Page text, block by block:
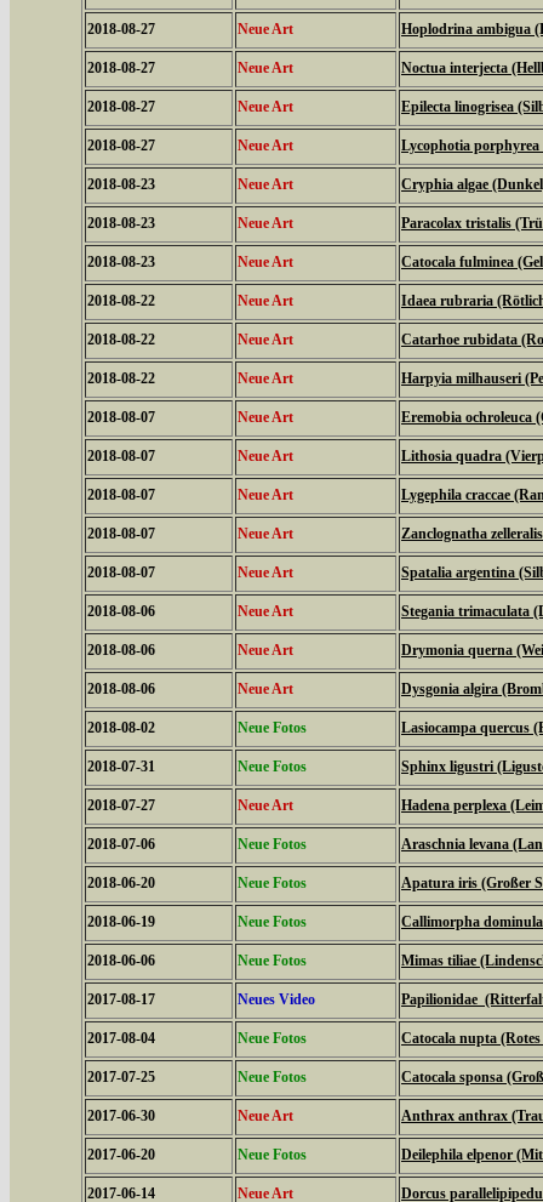
2018-08-27 Neue Art Hoplodrina ambigua
2018-08-27 Neue Art Noctua interjecta
2018-08-27 Neue Art Epilecta linogrisea
2018-08-27 Neue Art Lycophotia
2018-08-23 Neue Art Cryphia algae
2018-08-23 Neue Art Paracolax tristalis
2018-08-23 Neue Art Catocala fulminea
2018-08-22 Neue Art Idaea rubraria
2018-08-22 Neue Art Catarhoe rubidata
2018-08-22 Neue Art Harpyia milhauseri
2018-08-07 Neue Art Eremobia ochroleuca
2018-08-07 Neue Art Lithosia quadra
2018-08-07 Neue Art Lygephila craccae
2018-08-07 Neue Art Zanclognatha
2018-08-07 Neue Art Spatalia argentina
2018-08-06 Neue Art Stegania trimaculata
2018-08-06 Neue Art Drymonia querna
2018-08-06 Neue Art Dysgonia algira
2018-08-02 Neue Fotos Lasiocampa quercus
2018-07-31 Neue Fotos Sphinx ligustri
2018-07-27 Neue Art Hadena perplexa
2018-07-06 Neue Fotos Araschnia levana
2018-06-20 Neue Fotos Apatura iris (Großer
2018-06-19 Neue Fotos Callimorpha
2018-06-06 Neue Fotos Mimas tiliae
2017-08-17 Neues Video Papilionidae
2017-08-04 Neue Fotos Catocala nupta
2017-07-25 Neue Fotos Catocala sponsa
2017-06-30 Neue Art Anthrax anthrax
2017-06-20 Neue Fotos Deilephila elpenor
2017-06-14 Neue Art Dorcus